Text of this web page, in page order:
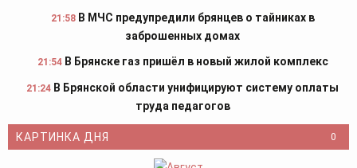
21:58 В МЧС предупредили брянцев о тайниках в
заброшенных домах
21:54 В Брянске газ пришёл в новый жилой комплекс
21:24 В Брянской области унифицируют систему оплаты
труда педагогов
КАРТИНКА ДНЯ 0